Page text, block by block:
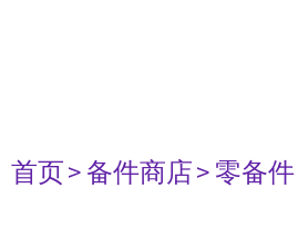
首页> 备件商店> 零备件